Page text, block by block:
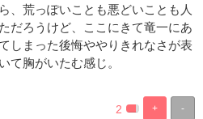
、荒っぽいことも悪どいことも人
だろうけど、ここにきて竜一にあ
しまった後悔ややりきれなさが表
て胸がいたむ感じ。
-
+
%100%
2